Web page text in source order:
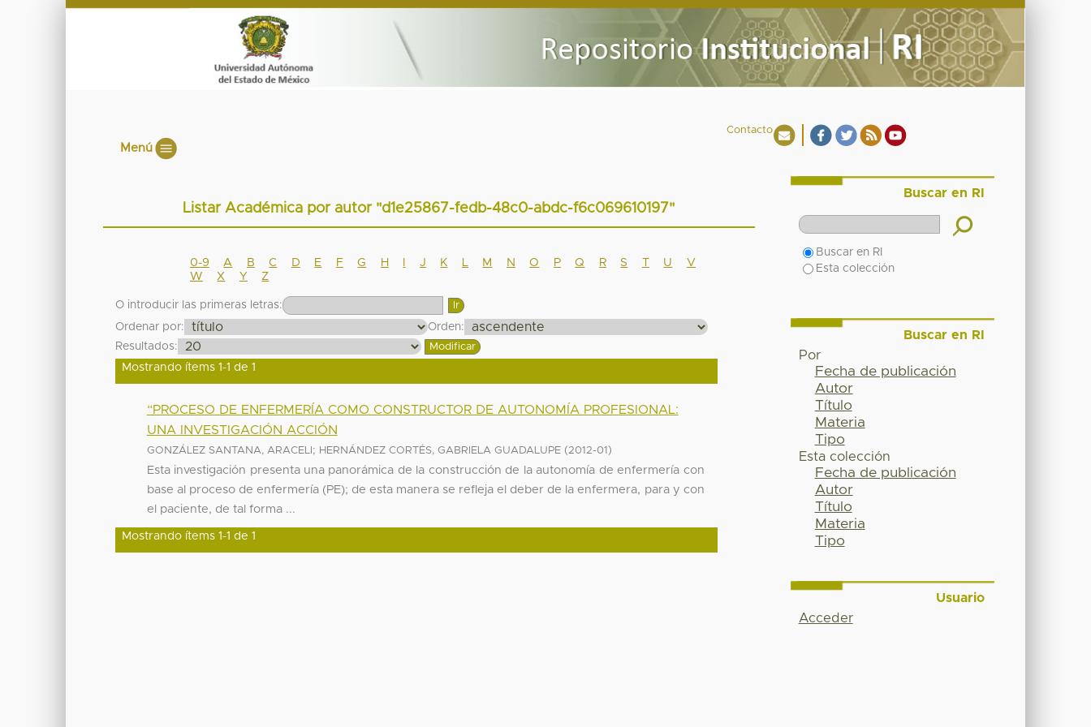
Contacto
Menú
Listar Académica por autor "d1e25867-fedb-48c0-abdc-f6c069610197"
0-9 A B C D E F G H J K M N O P Q R S T U
V
W
X Y Z
O introducir las primeras letras:
Ordenar por:
Orden:
Resultados:
Mostrando ítems 1-1 de 1
“PROCESO DE ENFERMERÍA COMO CONSTRUCTOR DE AUTONOMÍA PROFESIONAL:
UNA INVESTIGACIÓN ACCIÓN
GONZÁLEZ SANTANA, ARACELI ; HERNÁNDEZ CORTÉS, GABRIELA GUADALUPE (2012-01 )
Esta investigación presenta una panorámica de la construcción de la autonomía de enfermería con
base al proceso de enfermería (PE); de esta manera se refleja el deber de la enfermera, para y con
el paciente, de tal forma ...
Mostrando ítems 1-1 de 1
Buscar en RI
Buscar en RI
Esta colección
Buscar en RI
Por
Fecha de publicación
Autor
Título
Materia
Tipo
Esta colección
Fecha de publicación
Autor
Título
Materia
Tipo
Usuario
Acceder